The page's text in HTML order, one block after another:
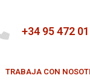
+34 95 472
TRABAJA CON